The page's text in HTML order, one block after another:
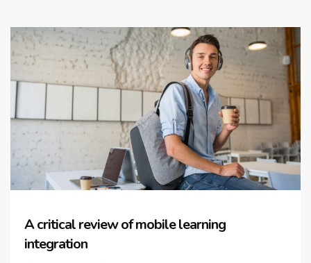
A critical review of mobile learning
integration